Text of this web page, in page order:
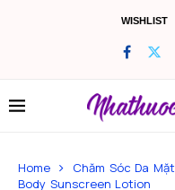
WISHLIST
Home Chăm Sóc Da Mặt
Body Sunscreen Lotion